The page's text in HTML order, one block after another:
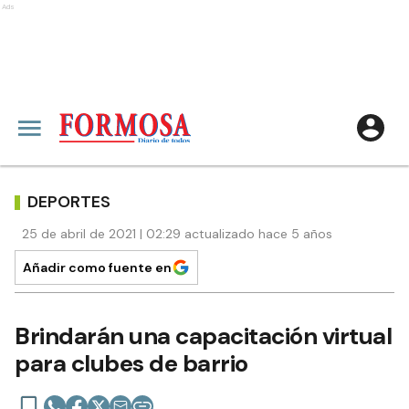
Ads
DEPORTES
25 de abril de 2021 | 02:29 actualizado hace 5 años
Añadir como fuente en
Brindarán una capacitación virtual
para clubes de barrio